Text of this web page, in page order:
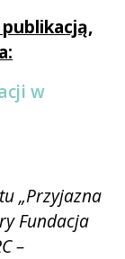
w
„Przyjazna
Fundacja
–